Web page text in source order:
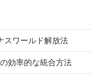
スワールド解放法
効率的な統合方法